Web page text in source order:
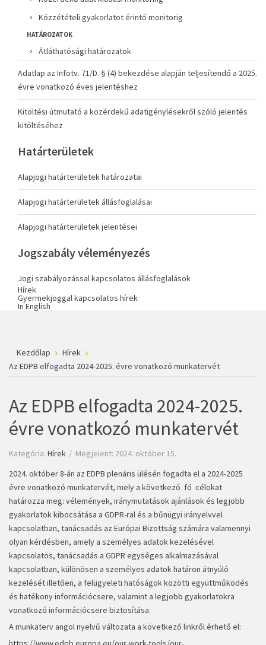
Közzétételi gyakorlatot érintő monitorig
HATÁROZATOK
Átláthatósági határozatok
Adatlap az Infotv. 71/D. § (4) bekezdése alapján teljesítendő a 2025.
évre vonatkozó éves jelentéshez
Kitöltési útmutató a közérdekű adatigénylésekről szóló jelentés
kitöltéséhez
Határterületek
Alapjogi határterületek határozatai
Alapjogi határterületek állásfoglalásai
Alapjogi határterületek jelentései
Jogszabály véleményezés
Jogi szabályozással kapcsolatos állásfoglalások
Hírek
Gyermekjoggal kapcsolatos hírek
In English
Kezdőlap
Hírek
Az EDPB elfogadta 2024-2025. évre vonatkozó munkatervét
Az EDPB elfogadta 2024-2025.
évre vonatkozó munkatervét
Kategória: Hírek
Megjelent: 2024. október 15.
2024. október 8-án az EDPB plenáris ülésén fogadta el a 2024-2025
évre vonatkozó munkatervét, mely a következő fő célokat
határozza meg: vélemények, iránymutatások ajánlások és legjobb
gyakorlatok kibocsátása a GDPR-ral és a bűnügyi irányelvvel
kapcsolatban, tanácsadás az Európai Bizottság számára valamennyi
olyan kérdésben, amely a személyes adatok kezelésével
kapcsolatos, tanácsadás a GDPR egységes alkalmazásával
kapcsolatban, különösen a személyes adatok határon átnyúló
kezelését illetően, a felügyeleti hatóságok közötti együttműködés
és hatékony információcsere, valamint a legjobb gyakorlatokra
vonatkozó információcsere biztosítása.
A munkaterv angol nyelvű változata a következő linkről érhető el: